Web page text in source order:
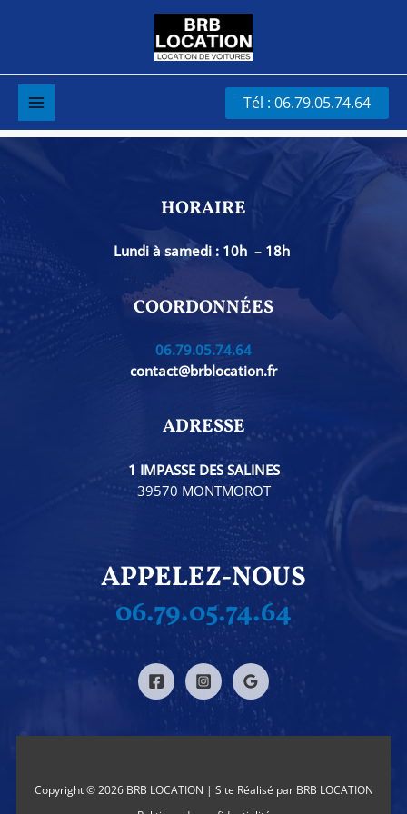
Main
Tél : 06.79.05.74.64
HORAIRE
Lundi à samedi : 10h – 18h
COORDONNÉES
06.79.05.74.64
contact@brblocation.fr
ADRESSE
1 IMPASSE DES SALINES
39570 MONTMOROT
APPELEZ-NOUS
06.79.05.74.64
Copyright © 2026 BRB LOCATION | Site Réalisé par BRB LOCATION